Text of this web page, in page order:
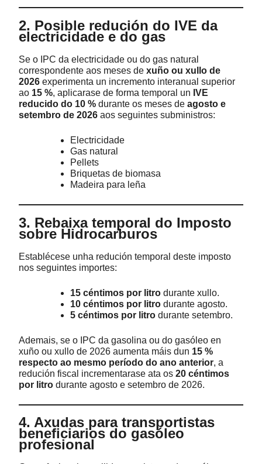
2. Posible redución do IVE da
electricidade e do gas
Se o IPC da electricidade ou do gas natural
correspondente aos meses de xuño ou xullo de
2026 experimenta un incremento interanual superior
ao 15 %, aplicarase de forma temporal un IVE
reducido do 10 % durante os meses de agosto e
setembro de 2026 aos seguintes subministros:
Electricidade
Gas natural
Pellets
Briquetas de biomasa
Madeira para leña
3. Rebaixa temporal do Imposto
sobre Hidrocarburos
Establécese unha redución temporal deste imposto
nos seguintes importes:
15 céntimos por litro durante xullo.
10 céntimos por litro durante agosto.
5 céntimos por litro durante setembro.
Ademais, se o IPC da gasolina ou do gasóleo en
xuño ou xullo de 2026 aumenta máis dun 15 %
respecto ao mesmo período do ano anterior, a
redución fiscal incrementarase ata os 20 céntimos
por litro durante agosto e setembro de 2026.
4. Axudas para transportistas
beneficiarios do gasóleo
profesional